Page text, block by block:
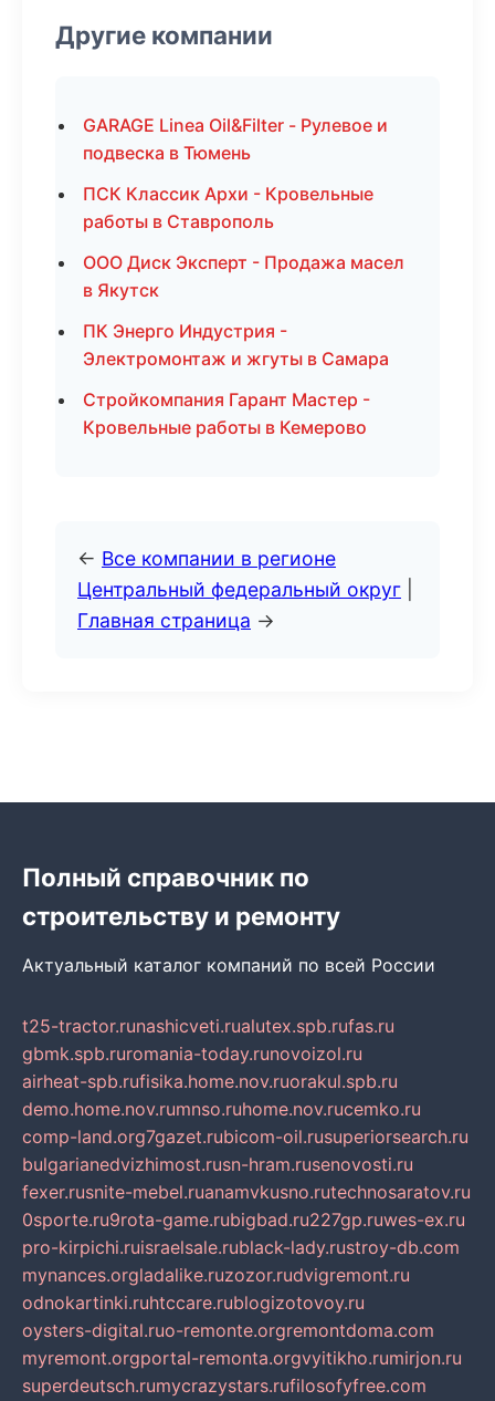
Другие компании
GARAGE Linea Oil&Filter - Рулевое и
подвеска в Тюмень
ПСК Классик Архи - Кровельные
работы в Ставрополь
ООО Диск Эксперт - Продажа масел
в Якутск
ПК Энерго Индустрия -
Электромонтаж и жгуты в Самара
Стройкомпания Гарант Мастер -
Кровельные работы в Кемерово
← Все компании в регионе
Центральный федеральный округ
Главная страница →
Полный справочник по
строительству и ремонту
Актуальный каталог компаний по всей России
t25-tractor.runashicveti.rualutex.spb.rufas.ru
gbmk.spb.ruromania-today.runovoizol.ru
airheat-spb.rufisika.home.nov.ruorakul.spb.ru
demo.home.nov.rumnso.ruhome.nov.rucemko.ru
comp-land.org7gazet.rubicom-oil.rusuperiorsearch.ru
bulgarianedvizhimost.rusn-hram.rusenovosti.ru
fexer.rusnite-mebel.ruanamvkusno.rutechnosaratov.ru
0sporte.ru9rota-game.rubigbad.ru227gp.ruwes-ex.ru
pro-kirpichi.ruisraelsale.rublack-lady.rustroy-db.com
mynances.orgladalike.ruzozor.rudvigremont.ru
odnokartinki.ruhtccare.rublogizotovoy.ru
oysters-digital.ruo-remonte.orgremontdoma.com
myremont.orgportal-remonta.orgvyitikho.rumirjon.ru
superdeutsch.rumycrazystars.rufilosofyfree.com